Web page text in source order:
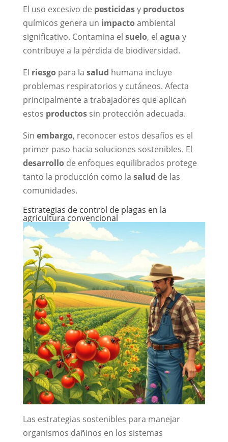
El uso excesivo de pesticidasy productos
químicos genera un impactoambiental
significativo. Contamina el suelo, el agua y
contribuye a la pérdida de biodiversidad.
El riesgopara la salud humana incluye
problemas respiratorios y cutáneos. Afecta
principalmente a trabajadores que aplican
estos productossin protección adecuada.
Sin embargo, reconocer estos desafíos es el
primer paso hacia soluciones sostenibles. El
desarrollode enfoques equilibrados protege
tanto la producción como la salud de las
comunidades.
Estrategias de control de plagas en la
agricultura convencional
Las estrategias sostenibles para manejar
organismos dañinos en los sistemas